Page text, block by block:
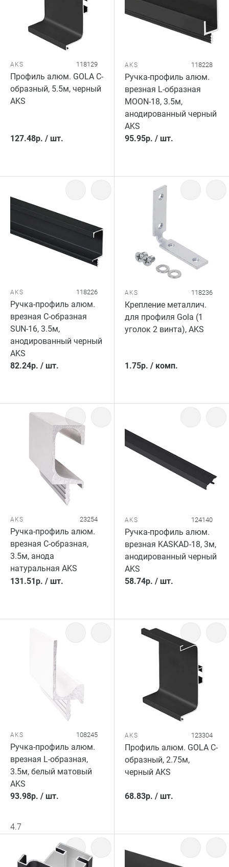
AKS 118129
Профиль алюм. GOLA C-
образный, 5.5м, черный
AKS
127.48р. / шт.
AKS 118228
Ручка-профиль алюм.
врезная L-образная
MOON-18, 3.5м,
анодированный черный
AKS
95.95р. / шт.
AKS 118226
Ручка-профиль алюм.
врезная C-образная
SUN-16, 3.5м,
анодированный черный
AKS
82.24р. / шт.
AKS 118236
Крепление металлич.
для профиля Gola (1
уголок 2 винта), AKS
1.75р. / комп.
AKS 23254
Ручка-профиль алюм.
врезная C-образная,
3.5м, анода
натуральная AKS
131.51р. / шт.
AKS 124140
Ручка-профиль алюм.
врезная KASKAD-18, 3м,
анодированный черный
AKS
58.74р. / шт.
AKS 108245
Ручка-профиль алюм.
врезная L-образная,
3.5м, белый матовый
AKS
93.98р. / шт.
4.7
AKS 123304
Профиль алюм. GOLA C-
образный, 2.75м,
черный AKS
68.83р. / шт.